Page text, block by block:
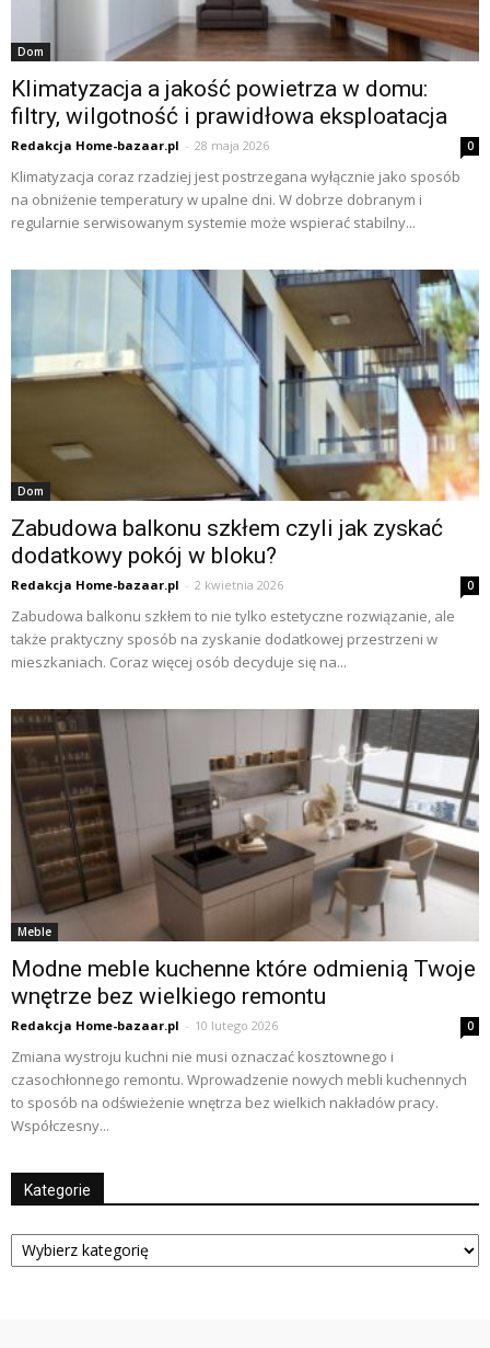
Dom
Klimatyzacja a jakość powietrza w domu:
filtry, wilgotność i prawidłowa eksploatacja
Redakcja Home-bazaar.pl - 28 maja 2026 0
Klimatyzacja coraz rzadziej jest postrzegana wyłącznie jako sposób
na obniżenie temperatury w upalne dni. W dobrze dobranym i
regularnie serwisowanym systemie może wspierać stabilny...
Dom
Zabudowa balkonu szkłem czyli jak zyskać
dodatkowy pokój w bloku?
Redakcja Home-bazaar.pl - 2 kwietnia 2026 0
Zabudowa balkonu szkłem to nie tylko estetyczne rozwiązanie, ale
także praktyczny sposób na zyskanie dodatkowej przestrzeni w
mieszkaniach. Coraz więcej osób decyduje się na...
Meble
Modne meble kuchenne które odmienią Twoje
wnętrze bez wielkiego remontu
Redakcja Home-bazaar.pl - 10 lutego 2026 0
Zmiana wystroju kuchni nie musi oznaczać kosztownego i
czasochłonnego remontu. Wprowadzenie nowych mebli kuchennych
to sposób na odświeżenie wnętrza bez wielkich nakładów pracy.
Współczesny...
Kategorie
Kategorie